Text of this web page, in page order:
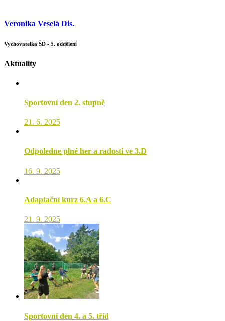
Veronika Veselá Dis.
Vychovatelka ŠD - 5. oddělení
Aktuality
Sportovní den 2. stupně
21. 6. 2025
Odpoledne plné her a radosti ve 3.D
16. 9. 2025
Adaptační kurz 6.A a 6.C
21. 9. 2025
Sportovní den 4. a 5. tříd